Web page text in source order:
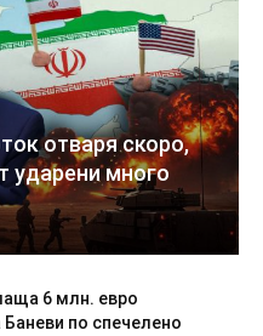
отваря скоро,
ударени много
6 млн. евро
по спечелено